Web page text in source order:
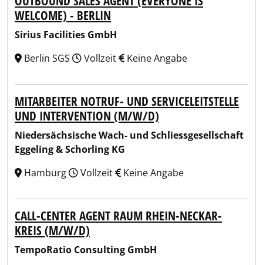
WELCOME) - BERLIN
Sirius Facilities GmbH
Berlin SGS
Vollzeit Keine Angabe
MITARBEITER NOTRUF- UND SERVICELEITSTELLE
UND INTERVENTION (M/W/D)
Niedersächsische Wach- und Schliessgesellschaft
Eggeling & Schorling KG
Hamburg
Vollzeit Keine Angabe
CALL-CENTER AGENT RAUM RHEIN-NECKAR-
KREIS (M/W/D)
TempoRatio Consulting GmbH